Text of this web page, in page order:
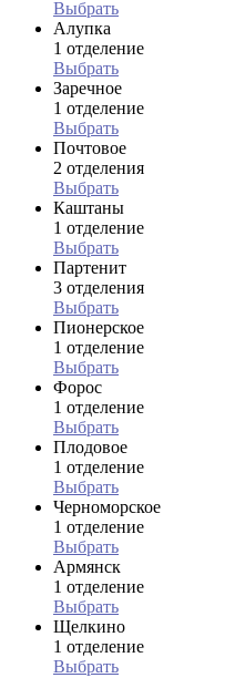
Выбрать
Алупка
1 отделение
Выбрать
Заречное
1 отделение
Выбрать
Почтовое
2 отделения
Выбрать
Каштаны
1 отделение
Выбрать
Партенит
3 отделения
Выбрать
Пионерское
1 отделение
Выбрать
Форос
1 отделение
Выбрать
Плодовое
1 отделение
Выбрать
Черноморское
1 отделение
Выбрать
Армянск
1 отделение
Выбрать
Щелкино
1 отделение
Выбрать